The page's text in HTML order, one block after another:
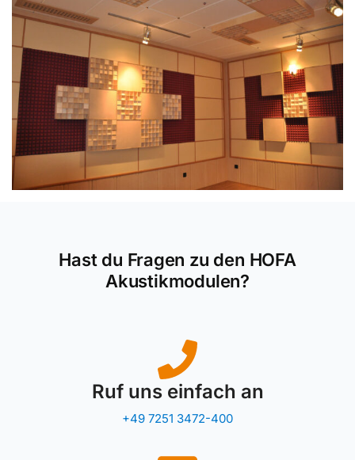
Hast du Fragen zu den HOFA
Akustikmodulen?
Ruf uns einfach an
+49 7251 3472-400